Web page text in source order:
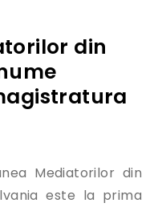
din
Mediatorilor din
este la prima